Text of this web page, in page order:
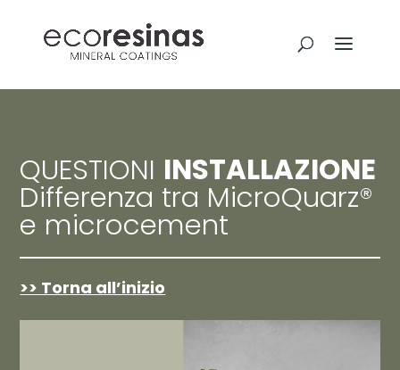
QUESTIONI INSTALLAZIONE
Differenza tra MicroQuarz®
e microcement
>> Torna all’inizio